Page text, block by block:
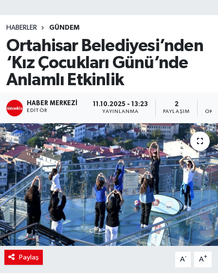
HABERLER GÜNDEM
Ortahisar Belediyesi’nden
‘Kız Çocukları Günü’nde
Anlamlı Etkinlik
HABER MERKEZI
EDITÖR
11.10.2025 - 13:23
YAYINLANMA
2
PAYLAŞIM
Paylaş A- A+
Teknoloji
TRABZON